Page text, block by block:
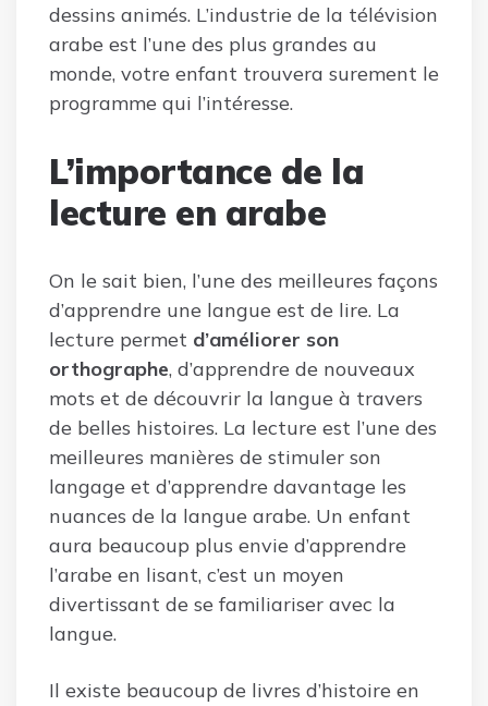
dessins animés. L’industrie de la télévision
arabe est l’une des plus grandes au
monde, votre enfant trouvera surement le
programme qui l’intéresse.
L’importance de la
lecture en arabe
On le sait bien, l’une des meilleures façons
d’apprendre une langue est de lire. La
lecture permet d’améliorer son
orthographe, d’apprendre de nouveaux
mots et de découvrir la langue à travers
de belles histoires. La lecture est l’une des
meilleures manières de stimuler son
langage et d’apprendre davantage les
nuances de la langue arabe. Un enfant
aura beaucoup plus envie d’apprendre
l’arabe en lisant, c’est un moyen
divertissant de se familiariser avec la
langue.
Il existe beaucoup de livres d’histoire en